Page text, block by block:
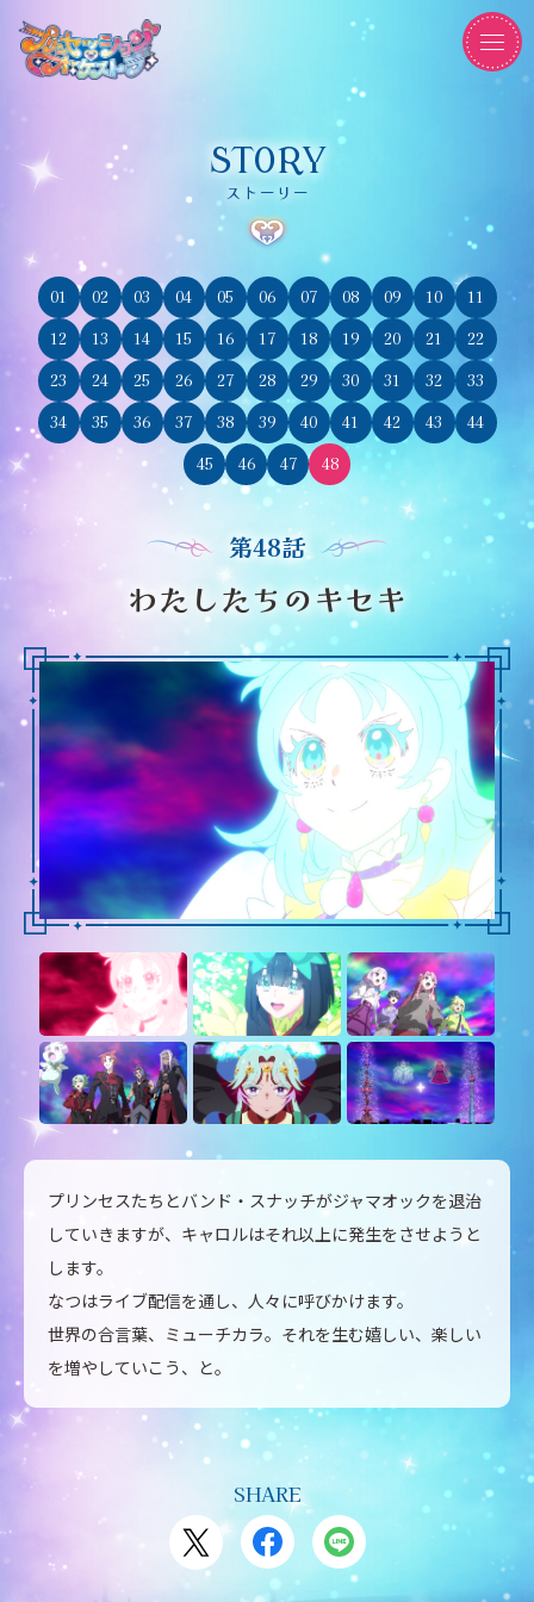
STORY
ストーリー
01 02 03 04 05 06 07 08 09 10 11
12 13 14 15 16 17 18 19 20 21 22
23 24 25 26 27 28 29 30 31 32 33
34 35 36 37 38 39 40 41 42 43 44
45 46 47 48
第48話
わたしたちのキセキ
プリンセスたちとバンド・スナッチがジャマオックを退治
していきますが、キャロルはそれ以上に発生をさせようと
します。
なつはライブ配信を通し、人々に呼びかけます。
世界の合言葉、ミューチカラ。それを生む嬉しい、楽しい
を増やしていこう、と。
SHARE